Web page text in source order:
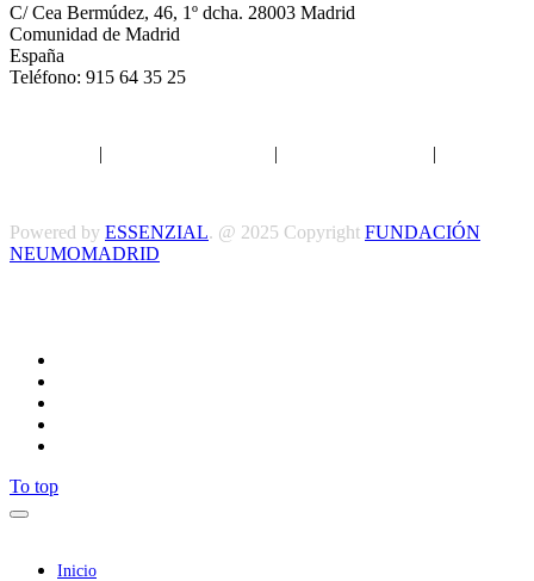
C/ Cea Bermúdez, 46, 1º dcha. 28003 Madrid
Comunidad de Madrid
España
Teléfono: 915 64 35 25
| | |
Powered by ESSENZIAL. @ 2025 Copyright FUNDACIÓN
NEUMOMADRID
To top
Inicio